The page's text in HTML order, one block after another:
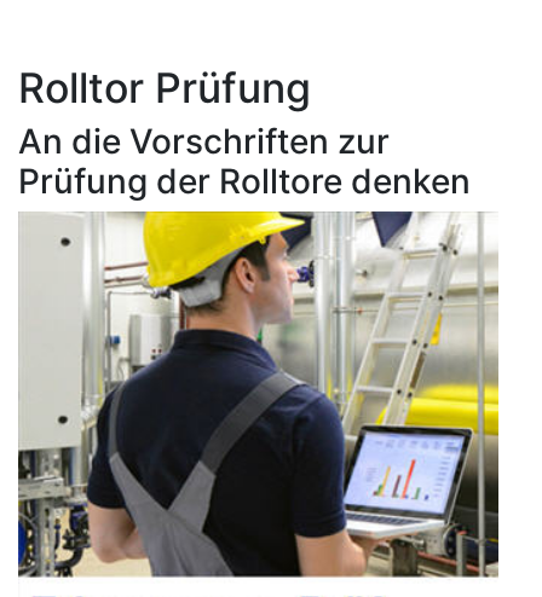
Rolltor Prüfung
An die Vorschriften zur
Prüfung der Rolltore denken